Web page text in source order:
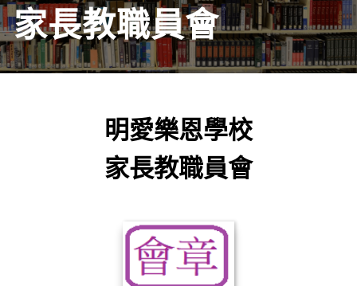
家長教職員會
明愛樂恩學校
家長教職員會